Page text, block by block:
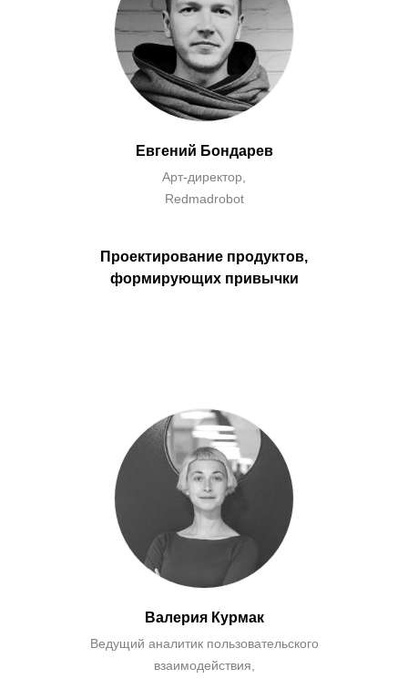
Евгений Бондарев
Арт-директор,
Redmadrobot
Проектирование продуктов,
формирующих привычки
Валерия Курмак
Ведущий аналитик пользовательского
взаимодействия,